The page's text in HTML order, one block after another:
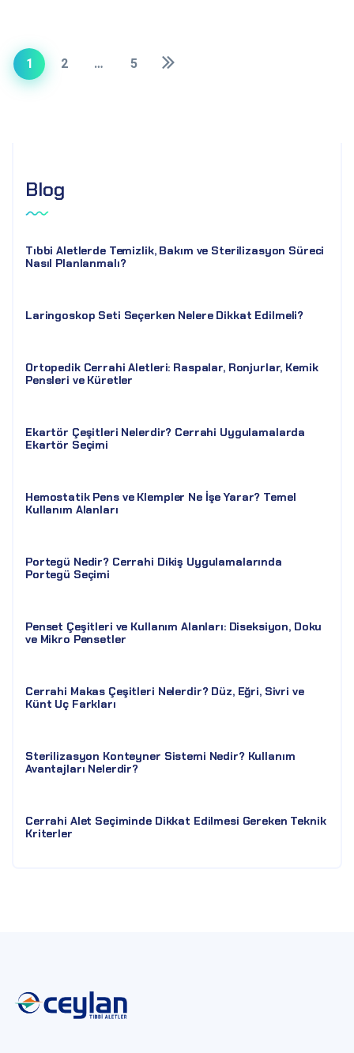
1 2 … 5
Blog
Tıbbi Aletlerde Temizlik, Bakım ve Sterilizasyon Süreci
Nasıl Planlanmalı?
Laringoskop Seti Seçerken Nelere Dikkat Edilmeli?
Ortopedik Cerrahi Aletleri: Raspalar, Ronjurlar, Kemik
Pensleri ve Küretler
Ekartör Çeşitleri Nelerdir? Cerrahi Uygulamalarda
Ekartör Seçimi
Hemostatik Pens ve Klempler Ne İşe Yarar? Temel
Kullanım Alanları
Portegü Nedir? Cerrahi Dikiş Uygulamalarında
Portegü Seçimi
Penset Çeşitleri ve Kullanım Alanları: Diseksiyon, Doku
ve Mikro Pensetler
Cerrahi Makas Çeşitleri Nelerdir? Düz, Eğri, Sivri ve
Künt Uç Farkları
Sterilizasyon Konteyner Sistemi Nedir? Kullanım
Avantajları Nelerdir?
Cerrahi Alet Seçiminde Dikkat Edilmesi Gereken Teknik
Kriterler